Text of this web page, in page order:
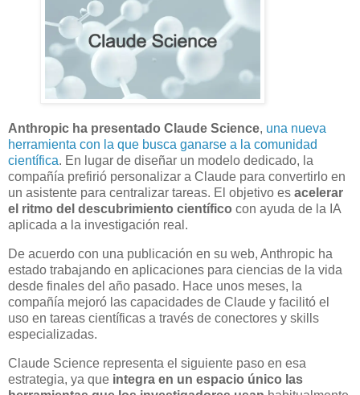
Anthropic ha presentado Claude Science, una nueva
herramienta con la que busca ganarse a la comunidad
científica. En lugar de diseñar un modelo dedicado, la
compañía prefirió personalizar a Claude para convertirlo en
un asistente para centralizar tareas. El objetivo es acelerar
el ritmo del descubrimiento científico con ayuda de la IA
aplicada a la investigación real.
De acuerdo con una publicación en su web, Anthropic ha
estado trabajando en aplicaciones para ciencias de la vida
desde finales del año pasado. Hace unos meses, la
compañía mejoró las capacidades de Claude y facilitó el
uso en tareas científicas a través de conectores y skills
especializadas.
Claude Science representa el siguiente paso en esa
estrategia, ya que integra en un espacio único las